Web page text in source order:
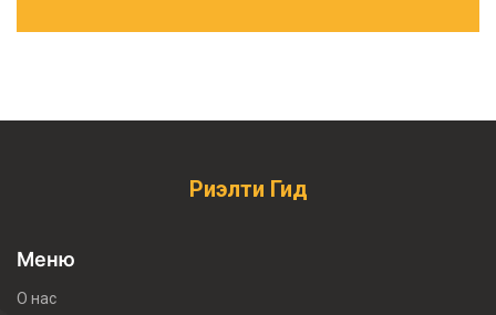
Риэлти Гид
Меню
О нас